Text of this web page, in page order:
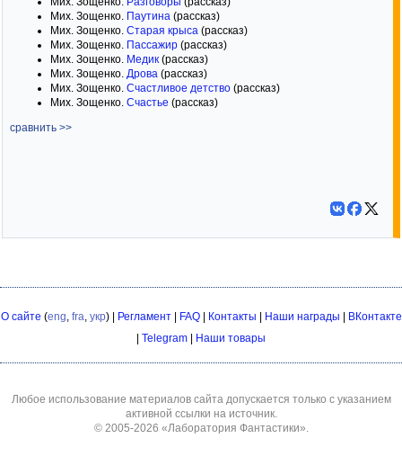
Мих. Зощенко. Паутина (рассказ)
Мих. Зощенко. Старая крыса (рассказ)
Мих. Зощенко. Пассажир (рассказ)
Мих. Зощенко. Медик (рассказ)
Мих. Зощенко. Дрова (рассказ)
Мих. Зощенко. Счастливое детство (рассказ)
Мих. Зощенко. Счастье (рассказ)
сравнить >>
О сайте (eng, fra, укр) | Регламент| FAQ| Контакты Наши награды
ВКонтакте
Telegram Наши товары
Любое использование материалов сайта допускается только с указанием
активной ссылки на источник.
© 2005-2026 «Лаборатория Фантастики».